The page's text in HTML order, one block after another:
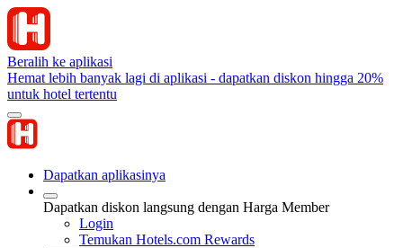
Beralih ke aplikasi
Hemat lebih banyak lagi di aplikasi - dapatkan diskon hingga 20%
untuk hotel tertentu
Dapatkan aplikasinya
Dapatkan diskon langsung dengan Harga Member
Login
Temukan Hotels.com Rewards